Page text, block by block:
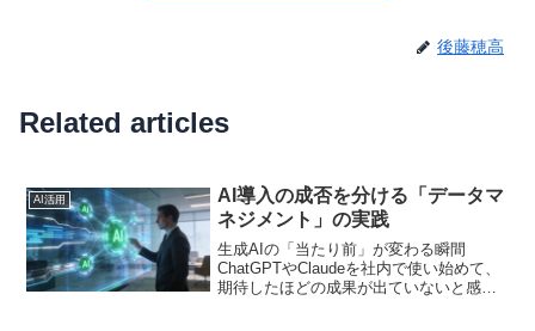
後藤穂高
Related articles
AI活用
AI導入の成否を分ける「データマ
ネジメント」の実践
生成AIの「当たり前」が変わる瞬間
ChatGPTやClaudeを社内で使い始めて、
期待したほどの成果が出ていないと感じ